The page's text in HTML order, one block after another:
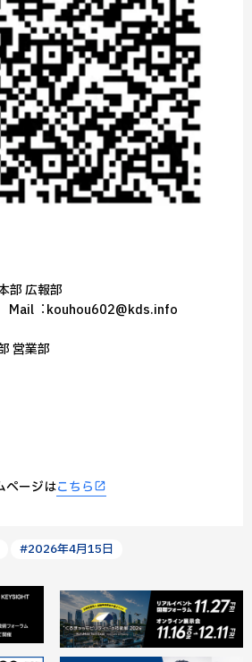
部 広報部
営業部
ページはこちら
#2026年4月15日